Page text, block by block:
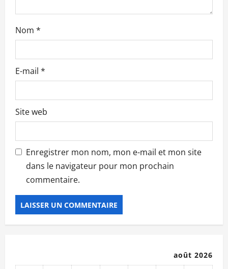
c
l
e
Nom *
E-mail *
Site web
Enregistrer mon nom, mon e-mail et mon site
dans le navigateur pour mon prochain
commentaire.
août 2026